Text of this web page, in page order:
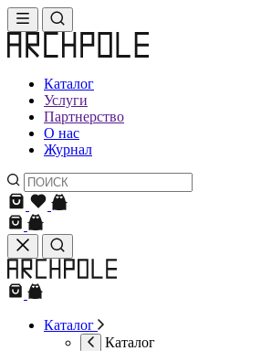
Каталог
Услуги
Партнерство
О нас
Журнал
Каталог
Каталог